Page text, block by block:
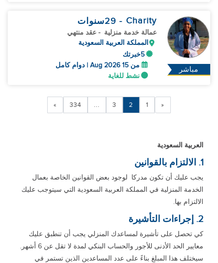
مباشر
Charity
- 29 سنوات
عمالة خدمة منزلية - عقد منتهي
المملكة العربية السعودية
5خبرتك
من 15 Aug 2026 | دوام كامل
نشط للغاية
«
1
2
3
...
334
»
العربية السعودية
1. الالتزام بالقوانين
يجب عليك أن تكون مدركا لوجود بعض القوانين الخاصة بعمال
الخدمة المنزلية في المملكة العربية السعودية التي سيتوجب عليك
الالتزام بها.
2. إجراءات التأشيرة
كي تحصل على تأشيرة لمساعدك المنزلي يجب أن تنطبق عليك
معايير الحد الأدنى للأجور والحساب البنكي لمدة لا تقل عن 6 أشهر.
سيختلف هذا المبلغ بناءً على عدد المساعدين الذين تستمر في